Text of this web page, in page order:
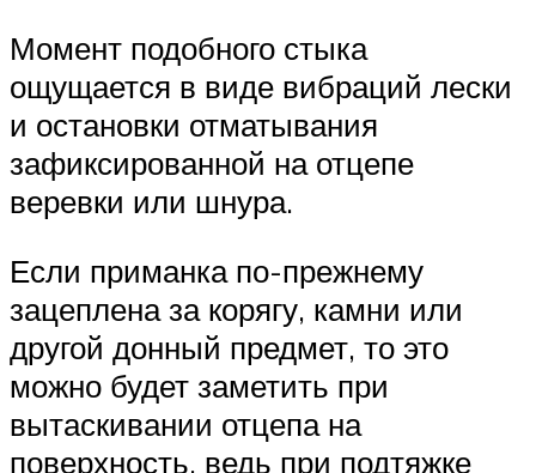
Момент подобного стыка
ощущается в виде вибраций лески
и остановки отматывания
зафиксированной на отцепе
веревки или шнура.
Если приманка по-прежнему
зацеплена за корягу, камни или
другой донный предмет, то это
можно будет заметить при
вытаскивании отцепа на
поверхность, ведь при подтяжке